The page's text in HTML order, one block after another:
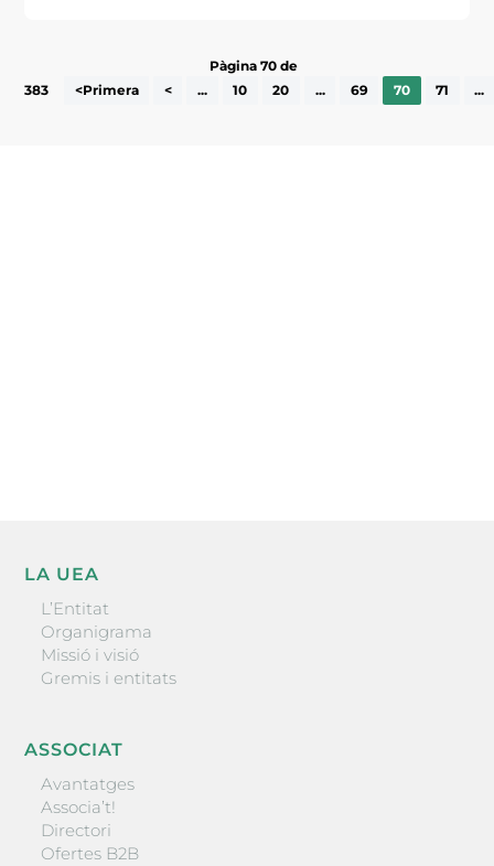
Pàgina 70 de
383
<Primera < ... 10 20 ... 69 70 71 ...
LA UEA
L’Entitat
Organigrama
Missió i visió
Gremis i entitats
ASSOCIAT
Avantatges
Associa’t!
Directori
Ofertes B2B